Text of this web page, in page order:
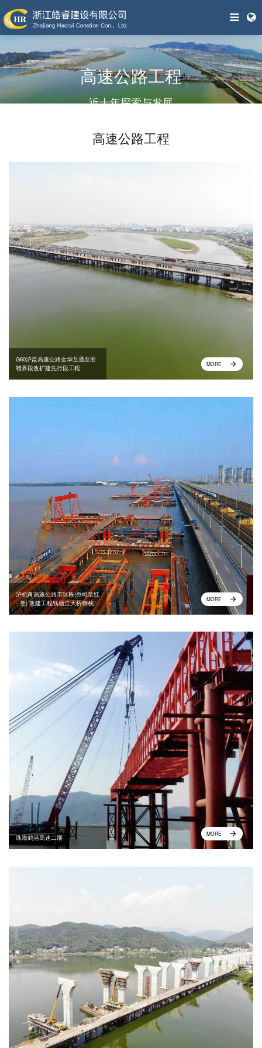
高速公路工程
近十年探索与发展
高速公路工程
G60沪昆高速公路金华互通至浙
赣界段改扩建先行段工程
MORE
沪杭甬高速公路市区段(乔司至红
垦) 改建工程钱塘江大桥钢栈桥
工程
MORE
珠海鹤港高速二期 MORE